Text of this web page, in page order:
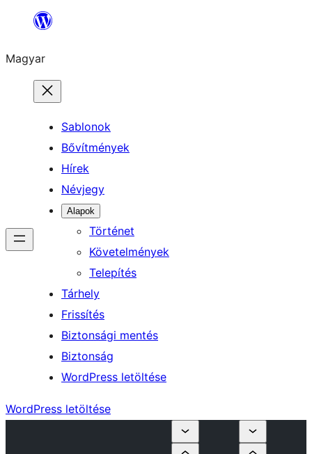
Ugrás
tartalomhoz
Magyar
Sablonok
Bővítmények
Hírek
Névjegy
Alapok
Történet
Követelmények
Telepítés
Tárhely
Frissítés
Biztonsági mentés
Biztonság
WordPress letöltése
WordPress letöltése